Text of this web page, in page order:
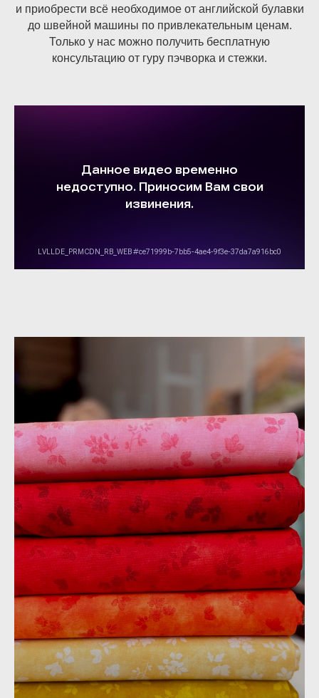
и приобрести всё необходимое от английской булавки
до швейной машины по привлекательным ценам.
Только у нас можно получить бесплатную
консультацию от гуру пэчворка и стежки.